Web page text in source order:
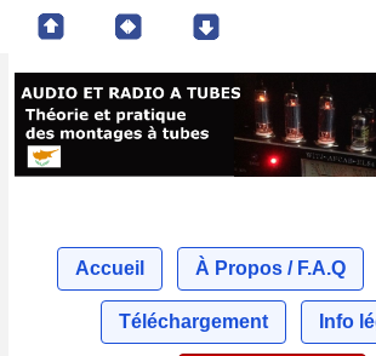
Accueil À Propos / F.A.Q
Téléchargement Info